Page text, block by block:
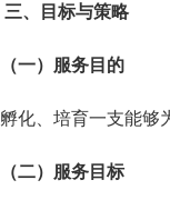
三、目标与策略
（一） 服务目的
孵化、培育一支能够
（二） 服务目标